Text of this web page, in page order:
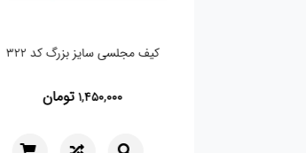
کیف چرمی دوشی سایز بزرگ کد ۳۱۲
1,144,050 تومان